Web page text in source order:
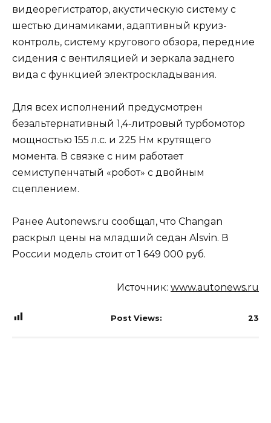
видеорегистратор, акустическую систему с
шестью динамиками, адаптивный круиз-
контроль, систему кругового обзора, передние
сидения с вентиляцией и зеркала заднего
вида с функцией электроскладывания.
Для всех исполнений предусмотрен
безальтернативный 1,4-литровый турбомотор
мощностью 155 л.с. и 225 Нм крутящего
момента. В связке с ним работает
семиступенчатый «робот» с двойным
сцеплением.
Ранее Autonews.ru сообщал, что Changan
раскрыл цены на младший седан Alsvin. В
России модель стоит от 1 649 000 руб.
Источник: www.autonews.ru
Post Views: 23